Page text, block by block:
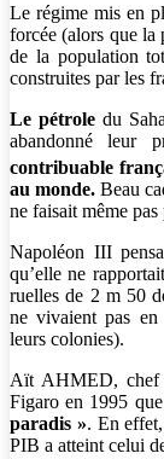
Le régime mis en
forcée (alors que la
de la population
construites par les
Le pétrole du
abandonné leur
contribuable
au monde. Beau
ne faisait même
Napoléon III
qu’elle ne
ruelles de 2 m 50
ne vivaient pas
leurs colonies).
Aït AHMED, chef
Figaro en 1995
paradis ». En
PIB a atteint celui